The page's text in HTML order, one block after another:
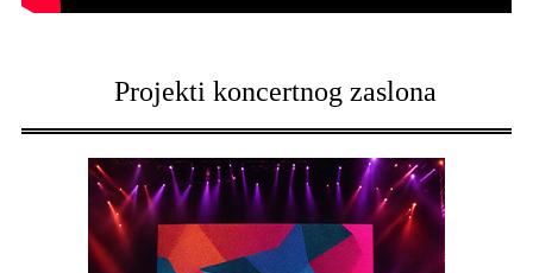
Projekti koncertnog zaslona